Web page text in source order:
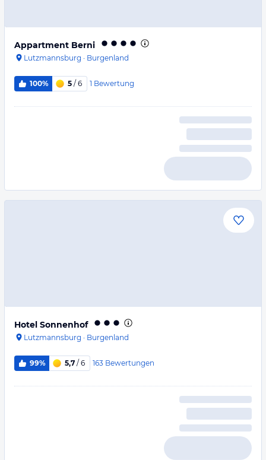
Appartment Berni
Lutzmannsburg · Burgenland
100% 5 / 6 1 Bewertung
Hotel Sonnenhof
Lutzmannsburg · Burgenland
99% 5,7 / 6 163 Bewertungen